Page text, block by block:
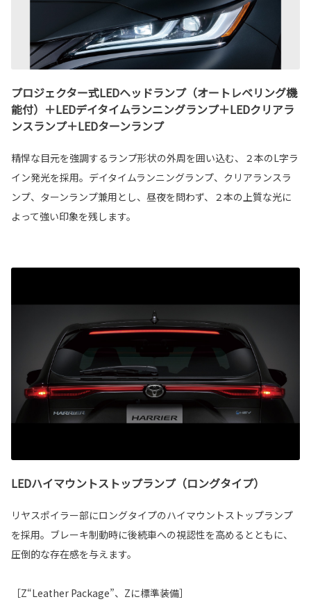
プロジェクター式LEDヘッドランプ（オートレベリング機
能付）＋LEDデイタイムランニングランプ＋LEDクリアラ
ンスランプ＋LEDターンランプ
精悍な目元を強調するランプ形状の外周を囲い込む、２本のL字ラ
イン発光を採用。デイタイムランニングランプ、クリアランスラ
ンプ、ターンランプ兼用とし、昼夜を問わず、２本の上質な光に
よって強い印象を残します。
LEDハイマウントストップランプ（ロングタイプ）
リヤスポイラー部にロングタイプのハイマウントストップランプ
を採用。ブレーキ制動時に後続車への視認性を高めるとともに、
圧倒的な存在感を与えます。
［Z“Leather Package”、Zに標準装備］